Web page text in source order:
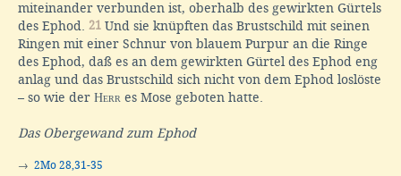
miteinander verbunden ist, oberhalb des gewirkten Gürtels
des Ephod. 21 Und sie knüpften das Brustschild mit seinen
Ringen mit einer Schnur von blauem Purpur an die Ringe
des Ephod, daß es an dem gewirkten Gürtel des Ephod eng
anlag und das Brustschild sich nicht von dem Ephod loslöste
– so wie der Herr es Mose geboten hatte.
Das Obergewand zum Ephod
→ 2Mo 28,31-35